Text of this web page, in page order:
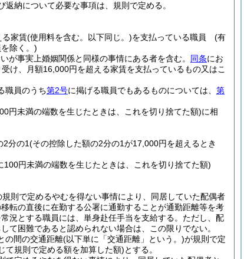
納について必要な事項は、規則で定める。
る家賃(使用料を含む。以下同じ。)を支払っている職員 (有
除く。)
が事実上婚姻関係と同様の事情にある者を含む。 同条にお
受け、月額16,000円を超える家賃を支払っているもの又はこ
職員のうち第2号に掲げる職員でもあるものについては、 第
円未満の端数を生じたときは、これを切り捨てた額)に相
分の1(その控除した額の2分の1が17,000円を超えるとき
100円未満の端数を生じたときは、これを切り捨てた額)
則で定めるやむを得ない事情により、同居していた配偶者
転の直後に在勤する公署に通勤することが通勤距離等を考
況とする職員には、単身赴任手当を支給する。 ただし、配
て困難であると認められない場合は、この限りでない。
の間の交通距離(以下単に「交通距離」という。)が規則で定
て規則で定める額を加算した額)とする。